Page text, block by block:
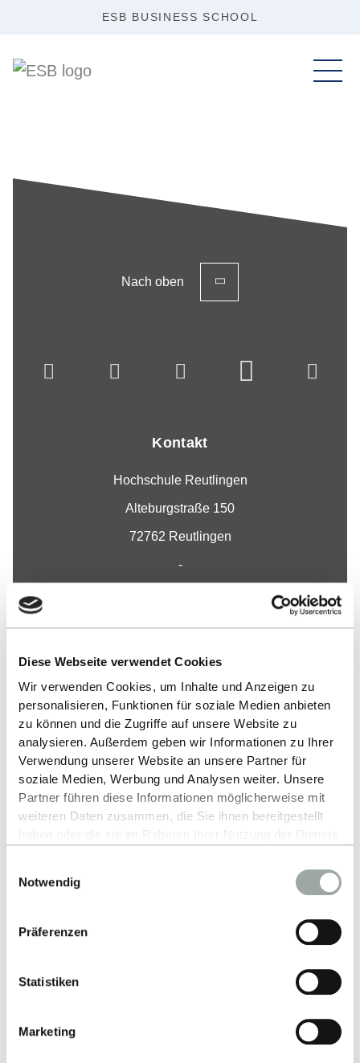
Diese Webseite verwendet Cookies
Wir verwenden Cookies, um Inhalte und Anzeigen zu
personalisieren, Funktionen für soziale Medien anbieten
zu können und die Zugriffe auf unsere Website zu
analysieren. Außerdem geben wir Informationen zu Ihrer
Verwendung unserer Website an unsere Partner für
soziale Medien, Werbung und Analysen weiter. Unsere
Partner führen diese Informationen möglicherweise mit
weiteren Daten zusammen, die Sie ihnen bereitgestellt
Alles zum Thema Cookies und personenbezogene
Datenverarbeitung entnehmen Sie unserer
Notwendig
Präferenzen
Statistiken
Marketing
ESB BUSINESS SCHOOL
Nach oben
Kontakt
Hochschule Reutlingen
Alteburgstraße 150
72762 Reutlingen
-
Fakultät
Studium
Forschung
Unternehmen
Die ESB
Impressum
Leichte Sprache